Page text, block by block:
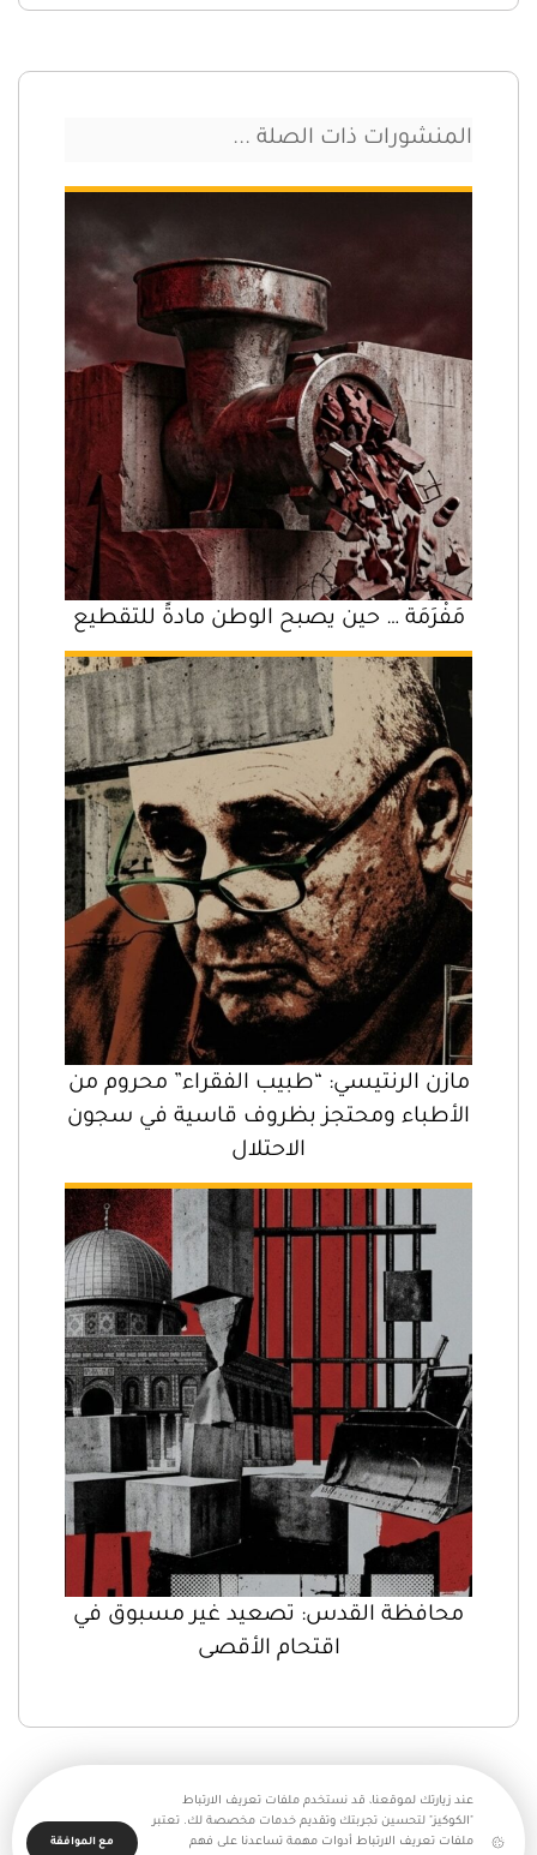
المنشورات ذات الصلة ...
مَفْرَمَة … حين يصبح الوطن مادةً للتقطيع
مازن الرنتيسي: “طبيب الفقراء” محروم من
الأطباء ومحتجز بظروف قاسية في سجون
الاحتلال
محافظة القدس: تصعيد غير مسبوق في
اقتحام الأقصى
عند زيارتك لموقعنا، قد نستخدم ملفات تعريف الارتباط
"الكوكيز" لتحسين تجربتك وتقديم خدمات مخصصة لك. تعتبر
ملفات تعريف الارتباط أدوات مهمة تساعدنا على فهم
مع الموافقة